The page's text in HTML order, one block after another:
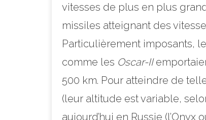
vitesses de plus en plus
missiles atteignant des
Particulièrement imposants,
comme les Oscar-II
500 km. Pour atteindre de
(leur altitude est variable,
aujourd’hui en Russie